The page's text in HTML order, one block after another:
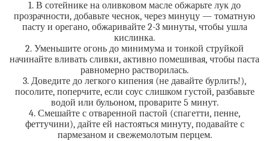
1. В сотейнике на оливковом масле обжарьте лук до
прозрачности, добавьте чеснок, через минуцу — томатную
пасту и орегано, обжаривайте 2-3 минуты, чтобы ушла
кислинка.
2. Уменьшите огонь до минимума и тонкой струйкой
начинайте вливать сливки, активно помешивая, чтобы паста
равномерно растворилась.
3. Доведите до легкого кипения (не давайте бурлить!),
посолите, поперчите, если соус слишком густой, разбавьте
водой или бульоном, проварите 5 минут.
4. Смешайте с отваренной пастой (спагетти, пенне,
феттучини), дайте ей настояться минуту, подавайте с
пармезаном и свежемолотым перцем.